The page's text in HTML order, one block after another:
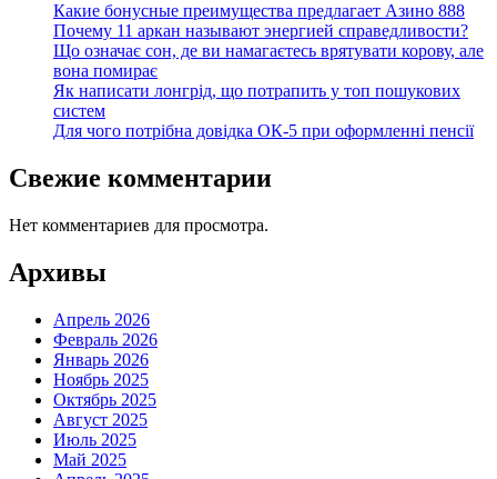
Какие бонусные преимущества предлагает Азино 888
Почему 11 аркан называют энергией справедливости?
Що означає сон, де ви намагаєтесь врятувати корову, але
вона помирає
Як написати лонгрід, що потрапить у топ пошукових
систем
Для чого потрібна довідка ОК-5 при оформленні пенсії
Свежие комментарии
Нет комментариев для просмотра.
Архивы
Апрель 2026
Февраль 2026
Январь 2026
Ноябрь 2025
Октябрь 2025
Август 2025
Июль 2025
Май 2025